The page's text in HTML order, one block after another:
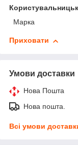
Марка
Приховати
Умови доставки
Нова Пошта
Нова пошта.
Всі умови